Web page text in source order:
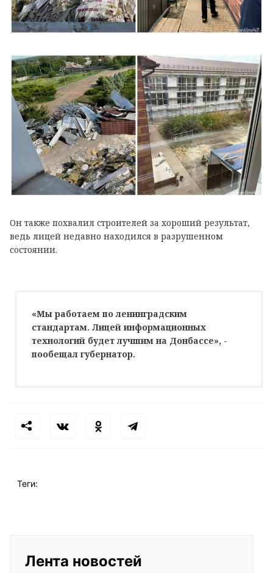
Он также похвалил строителей за хороший результат,
ведь лицей недавно находился в разрушенном
состоянии.
«Мы работаем по ленинградским
стандартам. Лицей информационных
технологий будет лучшим на Донбассе», -
пообещал губернатор.
Теги:
Лента новостей